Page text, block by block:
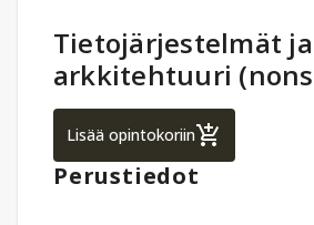
Opintotiedot:
Tietojärjestelmät ja
arkkitehtuuri
Lisää opintokoriinTietojärjestelmät
Perustiedot